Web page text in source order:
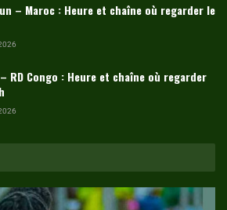
– Maroc : Heure et chaîne où regarder le
RD Congo : Heure et chaîne où regarder